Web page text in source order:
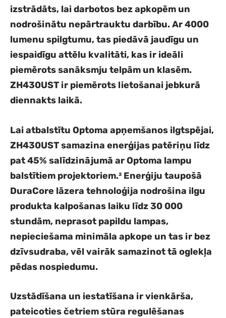
izstrādāts, lai darbotos bez apkopēm un
nodrošinātu nepārtrauktu darbību. Ar 4000
lumenu spilgtumu, tas piedāvā jaudīgu un
iespaidīgu attēlu kvalitāti, kas ir ideāli
piemērots sanāksmju telpām un klasēm.
ZH430UST ir piemērots lietošanai jebkurā
diennakts laikā.
Lai atbalstītu Optoma apņemšanos ilgtspējai,
ZH430UST samazina enerģijas patēriņu līdz
pat 45% salīdzinājumā ar Optoma lampu
balstītiem projektoriem.² Enerģiju taupošā
DuraCore lāzera tehnoloģija nodrošina ilgu
produkta kalpošanas laiku līdz 30 000
stundām, neprasot papildu lampas,
nepieciešama minimāla apkope un tas ir bez
dzīvsudraba, vēl vairāk samazinot tā oglekļa
pēdas nospiedumu.
Uzstādīšana un iestatīšana ir vienkārša,
pateicoties četriem stūra regulēšanas